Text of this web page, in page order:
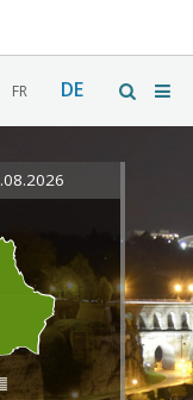
FR DE